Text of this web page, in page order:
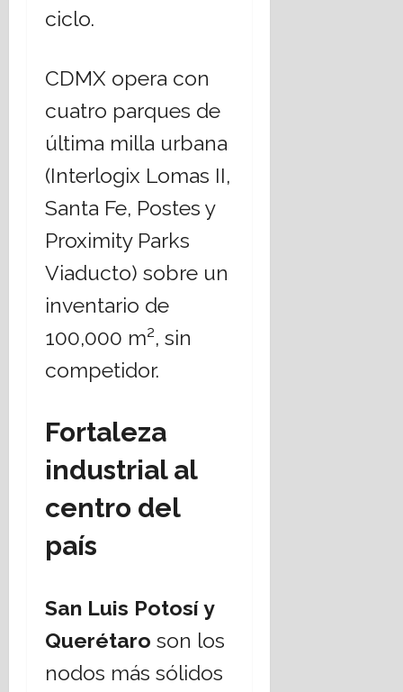
ciclo.
CDMX opera con
cuatro parques de
última milla urbana
(Interlogix Lomas II,
Santa Fe, Postes y
Proximity Parks
Viaducto) sobre un
inventario de
100,000 m², sin
competidor.
Fortaleza
industrial al
centro del
país
San Luis Potosí y
Querétaro son los
nodos más sólidos